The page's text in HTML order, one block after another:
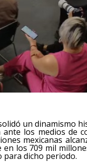
un dinamismo
los medios de
mexicanas
los 709 mil
para dicho periodo.